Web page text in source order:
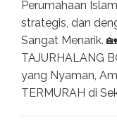
Perumahaan
strategis, dan
Sangat Menarik.
TAJURHALANG
yang Nyaman,
TERMURAH di